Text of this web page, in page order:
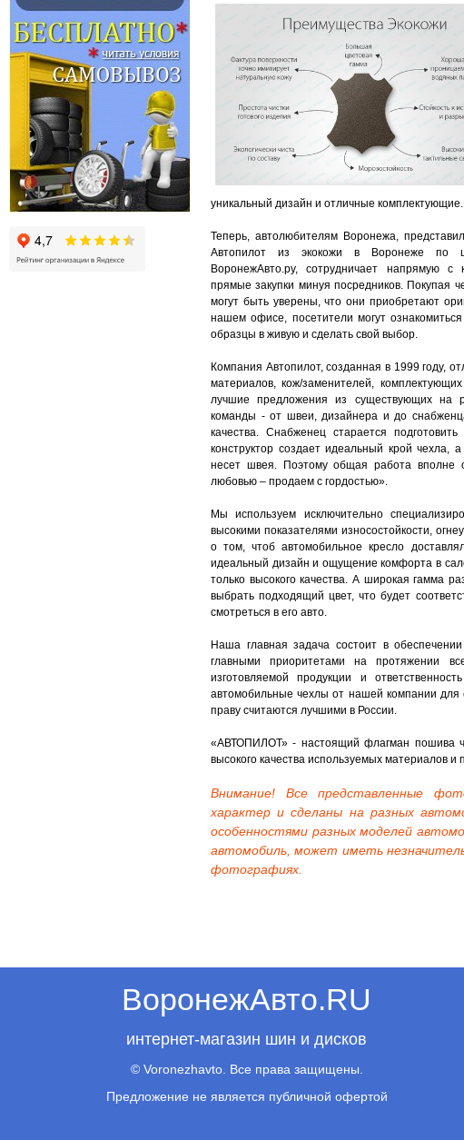
уникальный дизайн и отличные комплектующие.
Теперь, автолюбителям Воронежа,
Автопилот из экокожи в Воронеже по
ВоронежАвто.ру, сотрудничает напрямую с
прямые закупки минуя посредников. Покупая
могут быть уверены, что они приобретают
нашем офисе, посетители могут
образцы в живую и сделать свой выбор.
Компания Автопилот, созданная в 1999 году,
материалов, кож/заменителей,
лучшие предложения из существующих на
команды - от швеи, дизайнера и до
качества. Снабженец старается
конструктор создает идеальный крой чехла,
несет швея. Поэтому общая работа вполне
любовью – продаем с гордостью».
Мы используем исключительно
высокими показателями износостойкости,
о том, чтоб автомобильное кресло
идеальный дизайн и ощущение комфорта в
только высокого качества. А широкая гамма
выбрать подходящий цвет, что будет
смотреться в его авто.
Наша главная задача состоит в
главными приоритетами на протяжении
изготовляемой продукции и
автомобильные чехлы от нашей компании для
праву считаются лучшими в России.
«АВТОПИЛОТ» - настоящий флагман пошива
высокого качества используемых материалов и
Внимание! Все представленные
характер и сделаны на разных
особенностями разных моделей
автомобиль, может иметь
фотографиях.
ВоронежАвто.RU
интернет-магазин шин и дисков
© Voronezhavto. Все права защищены.
Предложение не является публичной офертой